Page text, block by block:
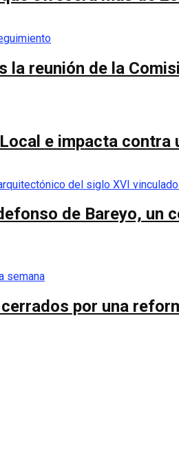
la reunión de la
e impacta contra
de Bareyo, un
por una